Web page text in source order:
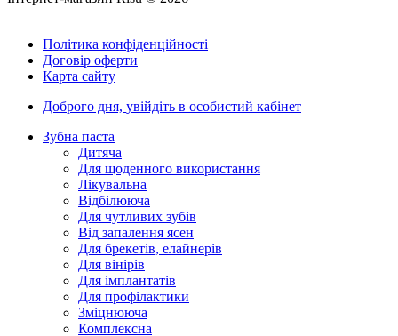
Політика конфіденційності
Договір оферти
Карта сайту
Доброго дня, увійдіть в особистий кабінет
Зубна паста
Дитяча
Для щоденного використання
Лікувальна
Відбілююча
Для чутливих зубів
Від запалення ясен
Для брекетів, елайнерів
Для вінірів
Для імплантатів
Для профілактики
Зміцнююча
Комплексна